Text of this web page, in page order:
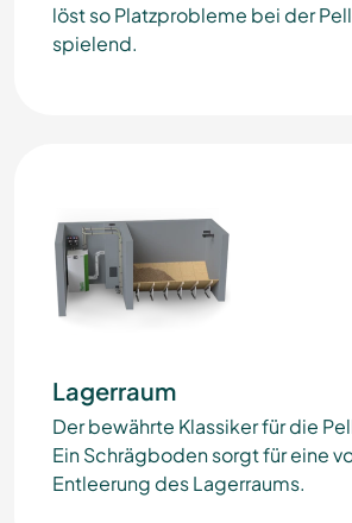
löst so Platzprobleme bei der
spielend.
Lagerraum
Der bewährte Klassiker für die
Ein Schrägboden sorgt für eine
Entleerung des Lagerraums.